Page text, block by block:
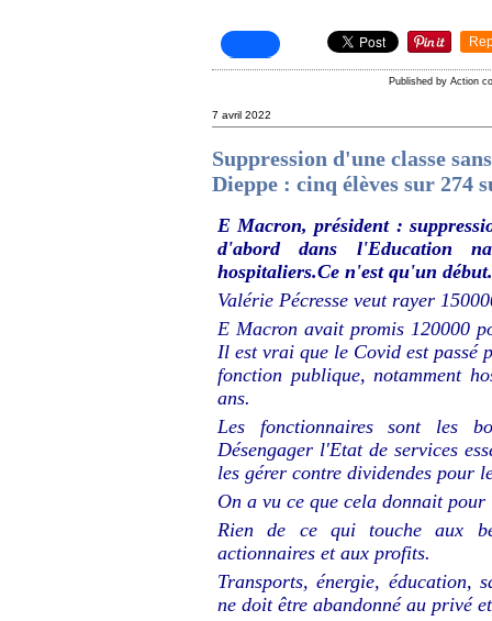
Published by Action
7 avril 2022
Suppression d'une classe
Dieppe : cinq élèves sur 274
E Macron, président :
d'abord dans l'Education
hospitaliers.Ce n'est qu'un
Valérie Pécresse veut rayer
E Macron avait promis 120000
Il est vrai que le Covid est passé
fonction publique, notamment
ans.
Les fonctionnaires sont les
Désengager l'Etat de services
les gérer contre dividendes pour
On a vu ce que cela donnait pour
Rien de ce qui touche aux
actionnaires et aux profits.
Transports, énergie, éducation,
ne doit être abandonné au privé